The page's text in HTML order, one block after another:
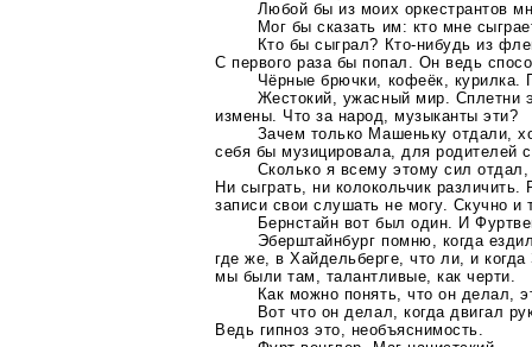
Любой бы из моих оркестрантов
Мог бы сказать им: кто мне
Кто бы сыграл? Кто-нибудь из
С первого раза бы попал. Он ведь
Чёрные брючки, кофеёк, курилка.
Жестокий, ужасный мир. Сплетни
измены. Что за народ, музыканты эти?
Зачем только Машеньку отдали,
себя бы музицировала, для родителей
Сколько я всему этому сил отдал,
Ни сыграть, ни колокольчик
записи свои слушать не могу. Скучно и
Бернстайн вот был один. И
Эберштайнбург помню, когда
где же, в Хайдельберге, что ли, и
мы были там, талантливые, как черти.
Как можно понять, что он делал,
Вот что он делал, когда двигал
Ведь гипноз это, необъяснимость.